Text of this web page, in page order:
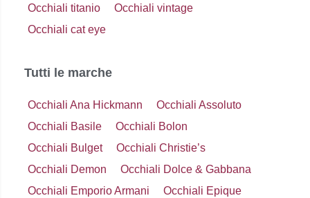
Occhiali titanio
Occhiali vintage
Occhiali cat eye
Tutti le marche
Occhiali Ana Hickmann
Occhiali Assoluto
Occhiali Basile
Occhiali Bolon
Occhiali Bulget
Occhiali Christie’s
Occhiali Demon
Occhiali Dolce & Gabbana
Occhiali Emporio Armani
Occhiali Epique